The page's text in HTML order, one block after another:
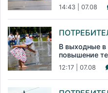
14:43 | 07.08
В выходные в
повышение
12:17 | 07.08